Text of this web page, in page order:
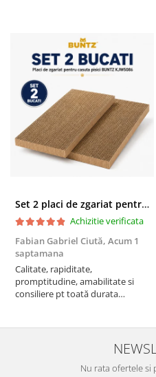
Set 2 placi de zgariat pentru casuta pisici BUNTZ KJW5086, compatibile cu casuta 59 x 28.5 x 35 cm
Achizitie verificata
Fabian Gabriel Ciută, Acum 1
saptamana
Calitate, rapiditate,
promptitudine, amabilitate si
consiliere pt toată durata
Nu rata ofertele